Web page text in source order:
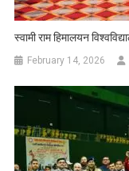
स्वामी राम हिमालयन
February 14, 2026